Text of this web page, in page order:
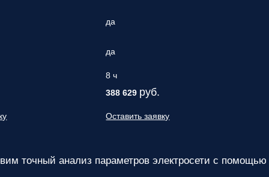
да
да
8 ч
388 629 руб.
Оставить заявку
точный анализ параметров электросети с помощью